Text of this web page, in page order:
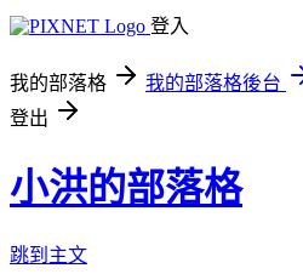
登入
我的部落格 我的部落格後台
登出
小洪的部落格
跳到主文